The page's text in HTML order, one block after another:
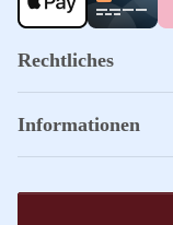
Rechtliches
Informationen